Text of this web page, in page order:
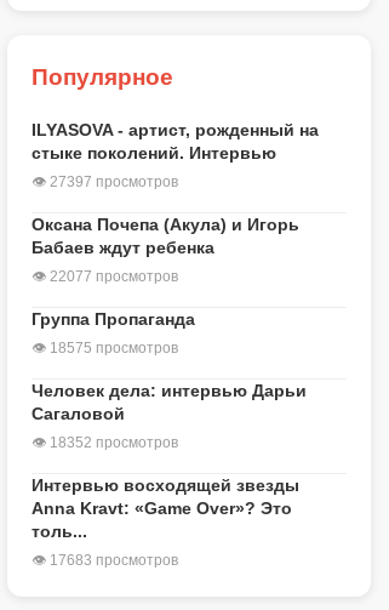
Популярное
ILYASOVA - артист, рожденный на
стыке поколений. Интервью
👁 27397 просмотров
Оксана Почепа (Акула) и Игорь
Бабаев ждут ребенка
👁 22077 просмотров
Группа Пропаганда
👁 18575 просмотров
Человек дела: интервью Дарьи
Сагаловой
👁 18352 просмотров
Интервью восходящей звезды
Anna Kravt: «Game Over»? Это
толь...
👁 17683 просмотров